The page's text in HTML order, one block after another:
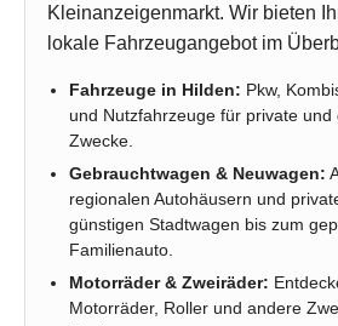
Kleinanzeigenmarkt. Wir bieten
lokale Fahrzeugangebot im
Fahrzeuge in Hilden: Pkw,
und Nutzfahrzeuge für private und
Zwecke.
Gebrauchtwagen & Neuwagen:
regionalen Autohäusern und
günstigen Stadtwagen bis zum
Familienauto.
Motorräder & Zweiräder:
Motorräder, Roller und andere